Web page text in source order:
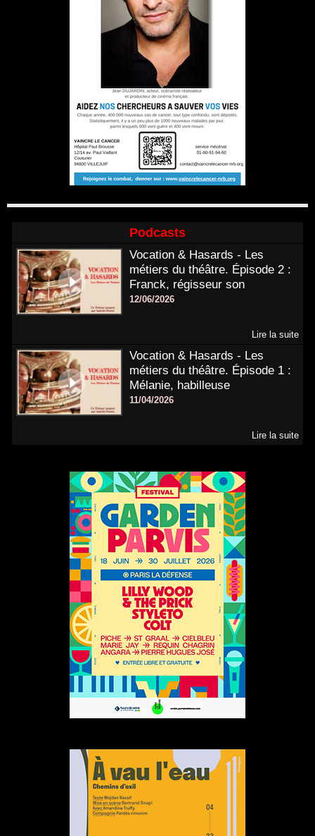
Podcasts
Vocation & Hasards - Les
métiers du théâtre. Épisode 2 :
Franck, régisseur son
12/06/2026
Lire la suite
Vocation & Hasards - Les
métiers du théâtre. Épisode 1 :
Mélanie, habilleuse
11/04/2026
Lire la suite